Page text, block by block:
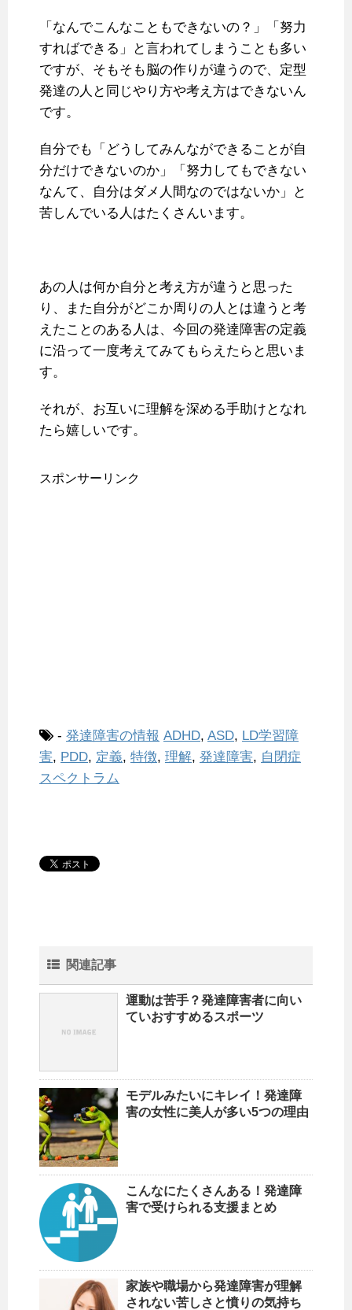
「なんでこんなこともできないの？」「努力
すればできる」と言われてしまうことも多い
ですが、そもそも脳の作りが違うので、定型
発達の人と同じやり方や考え方はできないん
です。
自分でも「どうしてみんなができることが自
分だけできないのか」「努力してもできない
なんて、自分はダメ人間なのではないか」と
苦しんでいる人はたくさんいます。
あの人は何か自分と考え方が違うと思った
り、また自分がどこか周りの人とは違うと考
えたことのある人は、今回の発達障害の定義
に沿って一度考えてみてもらえたらと思いま
す。
それが、お互いに理解を深める手助けとなれ
たら嬉しいです。
スポンサーリンク
- 発達障害の情報 ADHD, ASD, LD学習障
害, PDD, 定義, 特徴, 理解, 発達障害, 自閉症
スペクトラム
関連記事
運動は苦手？発達障害者に向い
ていおすすめるスポーツ
モデルみたいにキレイ！発達障
害の女性に美人が多い5つの理由
こんなにたくさんある！発達障
害で受けられる支援まとめ
家族や職場から発達障害が理解
されない苦しさと憤りの気持ち